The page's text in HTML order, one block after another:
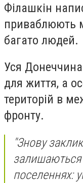
Філашкін
приваблюють
багато людей.
Уся
для життя, а
територій в
фронту.
"Знову
поселеннях: